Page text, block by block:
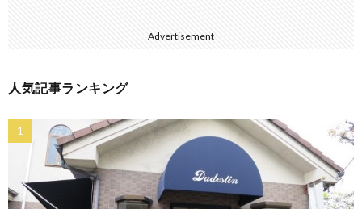
Advertisement
人気記事ランキング